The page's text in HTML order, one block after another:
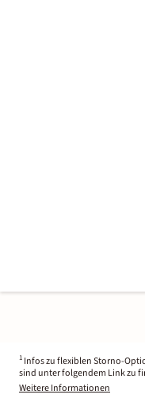
1 Infos zu flexiblen Storno-
sind unter folgendem Link zu
Weitere Informationen